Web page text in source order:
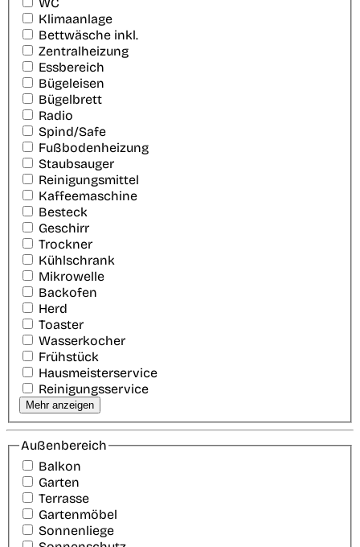
WC
Klimaanlage
Bettwäsche inkl.
Zentralheizung
Essbereich
Bügeleisen
Bügelbrett
Radio
Spind/Safe
Fußbodenheizung
Staubsauger
Reinigungsmittel
Kaffeemaschine
Besteck
Geschirr
Trockner
Kühlschrank
Mikrowelle
Backofen
Herd
Toaster
Wasserkocher
Frühstück
Hausmeisterservice
Reinigungsservice
Mehr anzeigen
Außenbereich
Balkon
Garten
Terrasse
Gartenmöbel
Sonnenliege